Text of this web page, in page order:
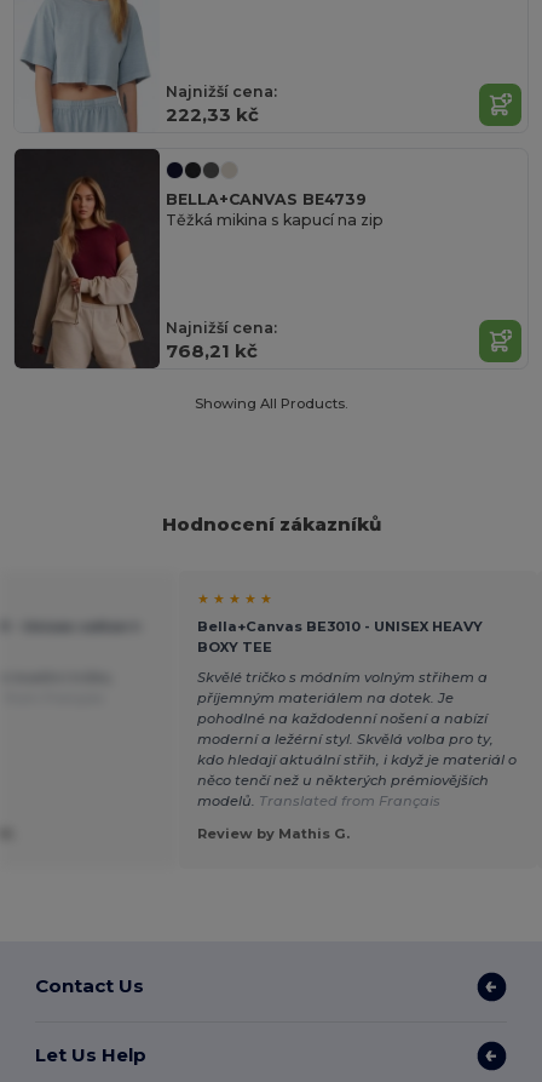
Najnižší cena:
222,33 kč
BELLA+CANVAS BE4739
Těžká mikina s kapucí na zip
Najnižší cena:
768,21 kč
Showing All Products.
Hodnocení zákazníků
★ ★ ★ ★ ★
Bella+Canvas BE3010 - UNISEX HEAVY
BOXY TEE
Skvělé tričko s módním volným střihem a
příjemným materiálem na dotek. Je
pohodlné na každodenní nošení a nabízí
moderní a ležérní styl. Skvělá volba pro ty,
kdo hledají aktuální střih, i když je materiál o
něco tenčí než u některých prémiovějších
modelů. Translated from Français
Review by Mathis G.
Contact Us
Let Us Help